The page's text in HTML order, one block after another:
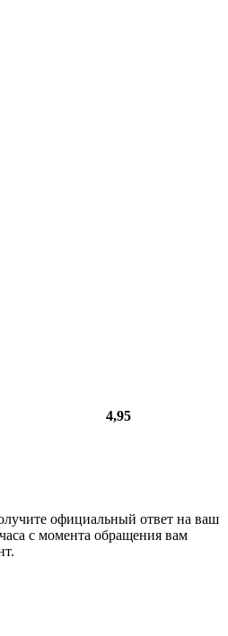
4,95
официальный ответ на ваш
с момента обращения вам